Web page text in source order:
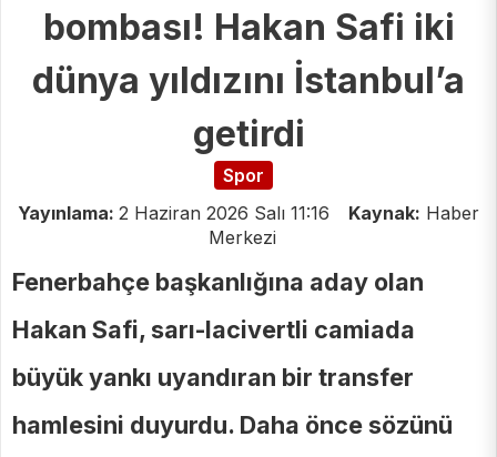
bombası! Hakan Safi iki
dünya yıldızını İstanbul’a
getirdi
Spor
Yayınlama: 2 Haziran 2026 Salı 11:16 Kaynak: Haber
Merkezi
Fenerbahçe başkanlığına aday olan
Hakan Safi, sarı-lacivertli camiada
büyük yankı uyandıran bir transfer
hamlesini duyurdu. Daha önce sözünü